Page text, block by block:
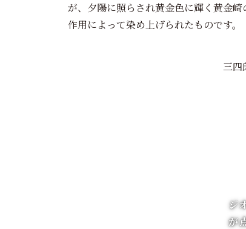
が、夕陽に照らされ黄金色に輝く黄金
作用によって染め上げられたものです。
三四
ジ
が